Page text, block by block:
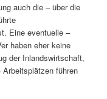
auch die – über die
Eine eventuelle –
haben eher keine
der Inlandswirtschaft,
Arbeitsplätzen führen